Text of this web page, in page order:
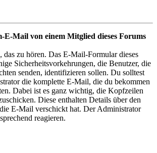
E-Mail von einem Mitglied dieses Forums
das zu hören. Das E-Mail-Formular dieses
Sicherheitsvorkehrungen, die Benutzer, die
senden, identifizieren sollen. Du solltest
die komplette E-Mail, die du bekommen
Dabei ist es ganz wichtig, die Kopfzeilen
Diese enthalten Details über den
E-Mail verschickt hat. Der Administrator
reagieren.